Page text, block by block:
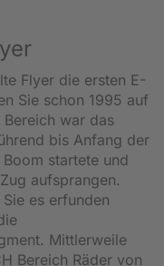
Flyer die ersten E-
Sie schon 1995 auf
war das
bis Anfang der
startete und
aufsprangen.
es erfunden
Mittlerweile
Bereich Räder von